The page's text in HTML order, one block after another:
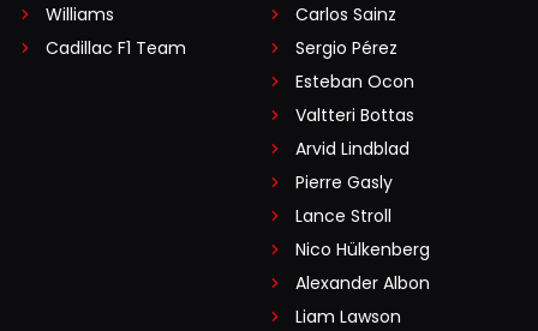
Williams
Cadillac F1 Team
Carlos Sainz
Sergio Pérez
Esteban Ocon
Valtteri Bottas
Arvid Lindblad
Pierre Gasly
Lance Stroll
Nico Hülkenberg
Alexander Albon
Liam Lawson